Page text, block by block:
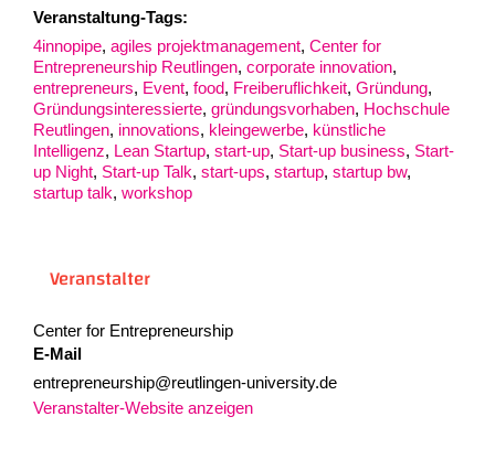
Veranstaltung-Tags:
4innopipe, agiles projektmanagement, Center for
Entrepreneurship Reutlingen, corporate innovation,
entrepreneurs, Event, food, Freiberuflichkeit, Gründung,
Gründungsinteressierte, gründungsvorhaben, Hochschule
Reutlingen, innovations, kleingewerbe, künstliche
Intelligenz, Lean Startup, start-up, Start-up business, Start-
up Night, Start-up Talk, start-ups, startup, startup bw,
startup talk, workshop
Veranstalter
Center for Entrepreneurship
E-Mail
entrepreneurship@reutlingen-university.de
Veranstalter-Website anzeigen